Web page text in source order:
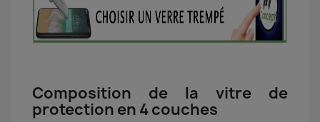
Composition de la vitre de
protection en 4 couches